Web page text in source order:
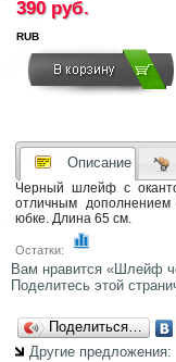
390 руб.
RUB
Описание
Черный шлейф с
отличным
юбке. Длина 65 см.
Остатки:
Вам нравится «Шлейф
Поделитесь этой
Поделиться…
Другие предложения: